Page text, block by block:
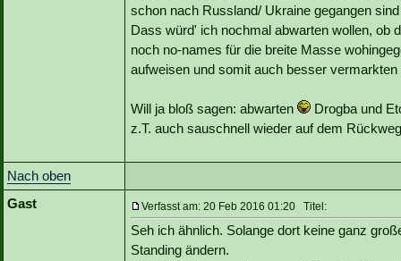
schon nach Russland/ Ukraine gegangen
Dass würd' ich nochmal abwarten wollen, ob
noch no-names für die breite Masse
aufweisen und somit auch besser vermarkten
Will ja bloß sagen: abwarten
Drogba und
z.T. auch sauschnell wieder auf dem
Nach oben
Gast
Verfasst am: 20 Feb 2016 01:20 Titel:
Seh ich ähnlich. Solange dort keine ganz
Standing ändern.